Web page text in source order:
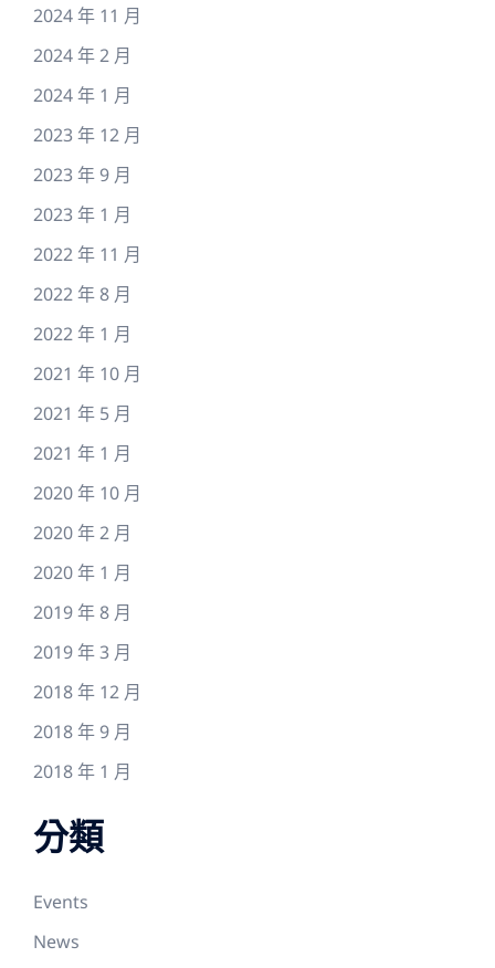
2024 年 11 月
2024 年 2 月
2024 年 1 月
2023 年 12 月
2023 年 9 月
2023 年 1 月
2022 年 11 月
2022 年 8 月
2022 年 1 月
2021 年 10 月
2021 年 5 月
2021 年 1 月
2020 年 10 月
2020 年 2 月
2020 年 1 月
2019 年 8 月
2019 年 3 月
2018 年 12 月
2018 年 9 月
2018 年 1 月
分類
Events
News